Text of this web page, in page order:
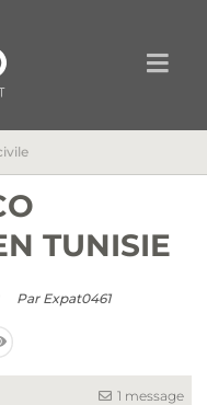
TUNISIE
Par Expat0461
1 message